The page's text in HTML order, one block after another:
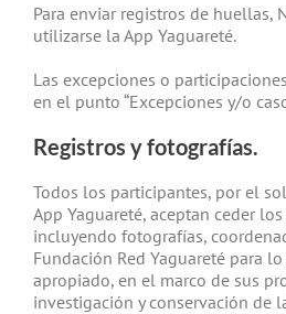
Para enviar registros de huellas,
utilizarse la App Yaguareté.
Las excepciones o
en el punto “Excepciones y/o
Registros y fotografías.
Todos los participantes, por el
App Yaguareté, aceptan ceder
incluyendo fotografías,
Fundación Red Yaguareté para
apropiado, en el marco de sus
investigación y conservación de